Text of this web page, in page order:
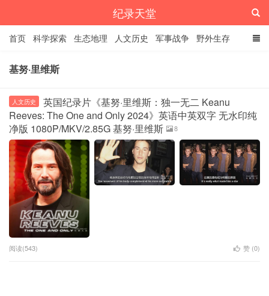
纪录天堂
首页 科学探索 生态地理 人文历史 军事战争 野外生存
经典纪录 4K纪录片
基努·里维斯
人文历史
英国纪录片《基努·里维斯：独一无二 Keanu
Reeves: The One and Only 2024》英语中英双字 无水印纯
净版 1080P/MKV/2.85G 基努·里维斯
8
阅读(543) 赞 (0)